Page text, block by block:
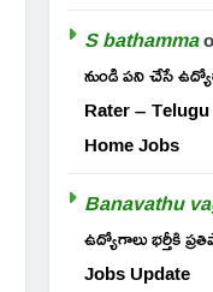
S bathamma
నుండి పని చేసే
Rater –
Home Jobs
Banavathu
ఉద్యోగాలు భర్తీకి
Jobs Update